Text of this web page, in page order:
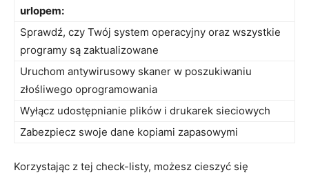
urlopem:
Sprawdź, czy Twój system operacyjny oraz wszystkie
programy są zaktualizowane
Uruchom ⁢antywirusowy‍ skaner w poszukiwaniu
złośliwego oprogramowania
Wyłącz udostępnianie⁤ plików⁣ i ⁤drukarek sieciowych
Zabezpiecz swoje dane​ kopiami zapasowymi
Korzystając z tej check-listy, możesz cieszyć‌ się